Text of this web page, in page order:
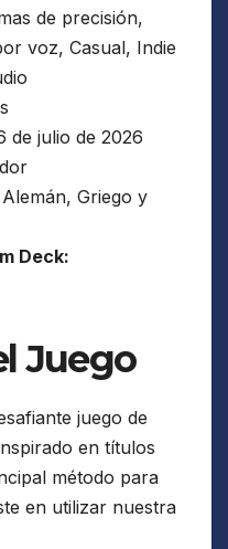
de precisión,
voz, Casual, Indie
de julio de 2026
Griego y
Deck:
Juego
juego de
en títulos
método para
en utilizar nuestra